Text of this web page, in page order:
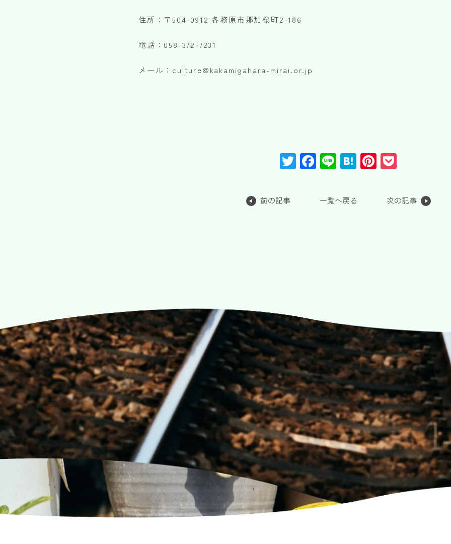
住所：〒504-0912 各務原市那加桜町2-186
電話：058-372-7231
メール：culture@kakamigahara-mirai.or.jp
T F
c
e
Li
e
H Pi
er
e
c
k
前の記事 一覧へ戻る 次の記事